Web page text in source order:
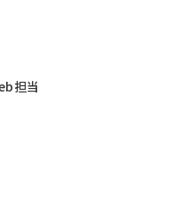
担当